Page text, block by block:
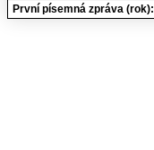
První písemná zpráva (rok):